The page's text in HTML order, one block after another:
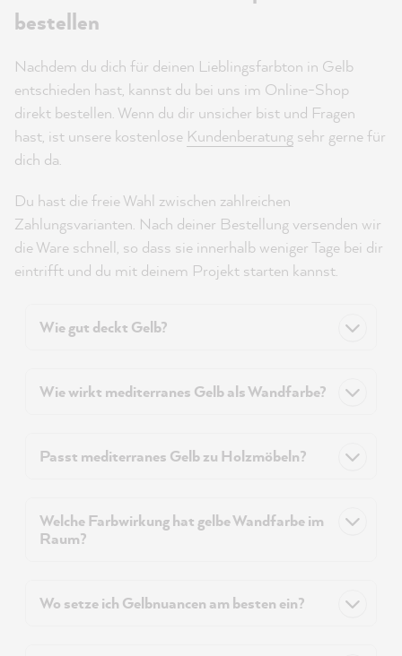
bestellen
Nachdem du dich für deinen Lieblingsfarbton in Gelb
entschieden hast, kannst du bei uns im Online-Shop
direkt bestellen. Wenn du dir unsicher bist und Fragen
hast, ist unsere kostenlose Kundenberatung sehr gerne für
dich da.
Du hast die freie Wahl zwischen zahlreichen
Zahlungsvarianten. Nach deiner Bestellung versenden wir
die Ware schnell, so dass sie innerhalb weniger Tage bei dir
eintrifft und du mit deinem Projekt starten kannst.
Wie gut deckt Gelb?
Wie wirkt mediterranes Gelb als Wandfarbe?
Passt mediterranes Gelb zu Holzmöbeln?
Welche Farbwirkung hat gelbe Wandfarbe im
Raum?
Wo setze ich Gelbnuancen am besten ein?